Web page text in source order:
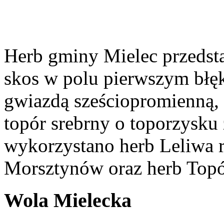
Herb gminy Mielec
skos w polu pierwszym
gwiazdą
topór srebrny o
wykorzystano herb Leliwa
Morsztynów oraz herb
Wola Mielecka